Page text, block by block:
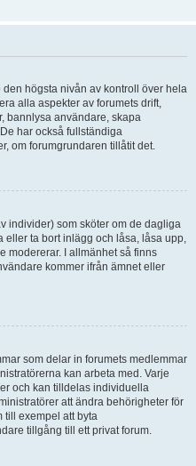
högsta nivån av kontroll över hela
alla aspekter av forumets drift,
bannlysa användare, skapa
har också fullständiga
om forumgrundaren tillåtit det.
individer) som sköter om de dagliga
eller ta bort inlägg och låsa, låsa upp,
modererar. I allmänhet så finns
kommer ifrån ämnet eller
som delar in forumets medlemmar
kan arbeta med. Varje
och kan tilldelas individuella
att ändra behörigheter för
till exempel att byta
tillgång till ett privat forum.